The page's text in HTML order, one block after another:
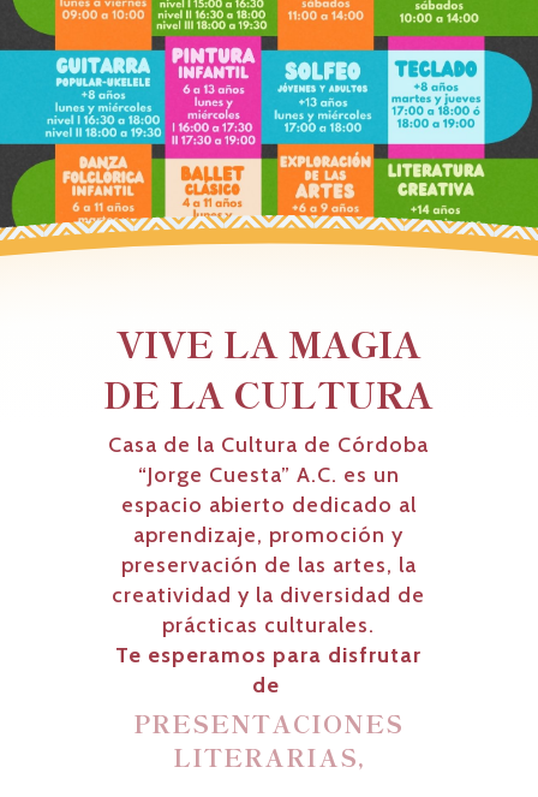
VIVE LA MAGIA
DE LA CULTURA
Casa de la Cultura de Córdoba
“Jorge Cuesta” A.C. es un
espacio abierto dedicado al
aprendizaje, promoción y
preservación de las artes, la
creatividad y la diversidad de
prácticas culturales.
Te esperamos para disfrutar
de
EXPOSICIONES,